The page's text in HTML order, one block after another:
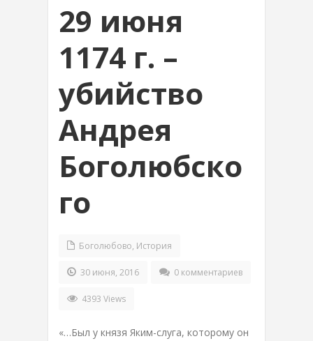
29 июня
1174 г. –
убийство
Андрея
Боголюбско
го
Боголюбово, История
30 июня, 2016 0 комментариев
4393 Views
«…Был у князя Яким-слуга, которому он